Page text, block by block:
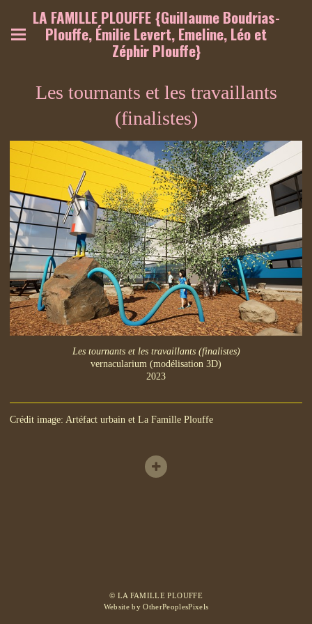
LA FAMILLE PLOUFFE {Guillaume Boudrias-
Plouffe, Émilie Levert, Emeline, Léo et
Zéphir Plouffe}
Les tournants et les travaillants
(finalistes)
Les tournants et les travaillants (finalistes)
vernacularium (modélisation 3D)
2023
Crédit image: Artéfact urbain et La Famille Plouffe
© LA FAMILLE PLOUFFE
Website by OtherPeoplesPixels